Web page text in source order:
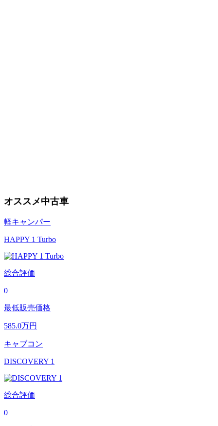
オススメ中古車
軽キャンパー
HAPPY 1 Turbo
総合評価
0
最低販売価格
585.0万円
キャブコン
DISCOVERY 1
総合評価
0